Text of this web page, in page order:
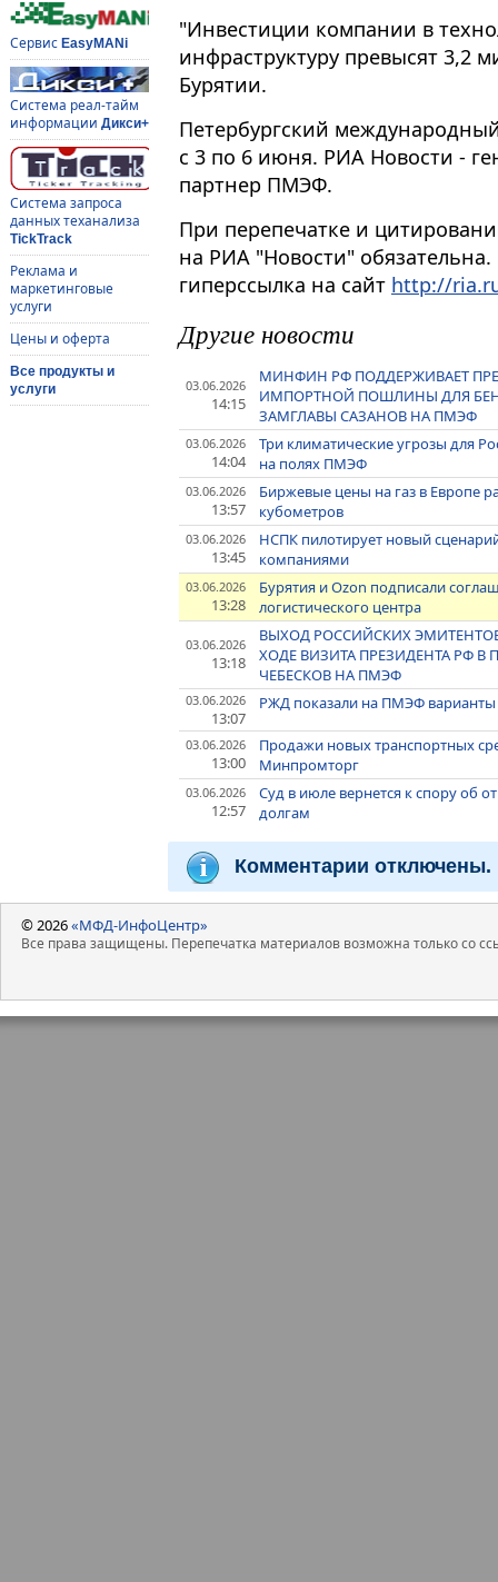
Сервис EasyMANi
Система реал-тайм
информации Дикси+
Система запроса
данных теханализа
TickTrack
Реклама и
маркетинговые
услуги
Цены и оферта
Все продукты и
услуги
"Инвестиции компании в
инфраструктуру превысят 3,2
Бурятии.
Петербургский
с 3 по 6 июня. РИА Новости -
партнер ПМЭФ.
При перепечатке и
на РИА "Новости"
гиперссылка на сайт http://
Другие новости
03.06.2026
14:15
МИНФИН РФ ПОДДЕРЖИВАЕТ
ИМПОРТНОЙ ПОШЛИНЫ ДЛЯ
ЗАМГЛАВЫ САЗАНОВ НА ПМЭФ
03.06.2026
14:04
Три климатические угрозы для
на полях ПМЭФ
03.06.2026
13:57
Биржевые цены на газ в Европе
кубометров
03.06.2026
13:45
НСПК пилотирует новый
компаниями
03.06.2026
13:28
Бурятия и Ozon подписали
логистического центра
03.06.2026
13:18
ВЫХОД РОССИЙСКИХ
ХОДЕ ВИЗИТА ПРЕЗИДЕНТА РФ
ЧЕБЕСКОВ НА ПМЭФ
03.06.2026
13:07
РЖД показали на ПМЭФ варианты
03.06.2026
13:00
Продажи новых транспортных
Минпромторг
03.06.2026
12:57
Суд в июле вернется к спору об
долгам
Комментарии отключены.
© 2026«МФД-ИнфоЦентр»
Все права защищены. Перепечатка материалов возможна только со